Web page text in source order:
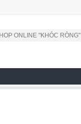
ONLINE "KHÓC RÒNG"